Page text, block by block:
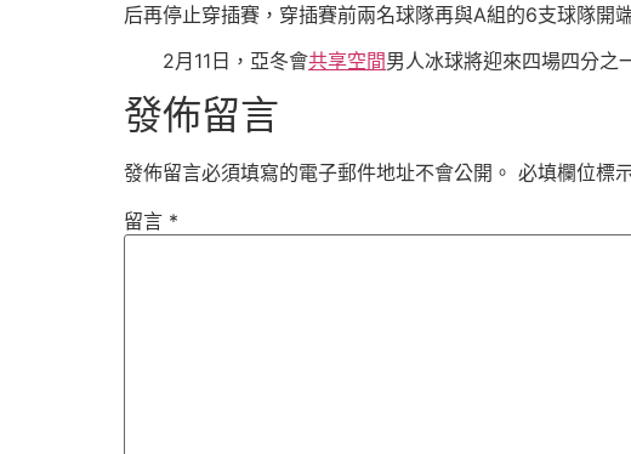
后再停止穿插賽，穿插賽前兩名球隊再與A組的6支球隊開
2月11日，亞冬會共享空間男人冰球將迎來四場四分之
發佈留言
發佈留言必須填寫的電子郵件地址不會公開。 必填欄位標
留言 *